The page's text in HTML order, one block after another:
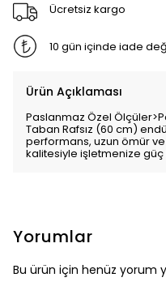
Ücretsiz kargo
10 gün içinde iade
Ürün Açıklaması
Paslanmaz Özel
Taban Rafsız (60 cm)
performans, uzun ömür
kalitesiyle işletmenize güç
Yorumlar
Bu ürün için henüz yorum